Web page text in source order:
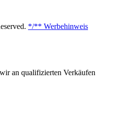
*/** Werbehinweis
an qualifizierten Verkäufen